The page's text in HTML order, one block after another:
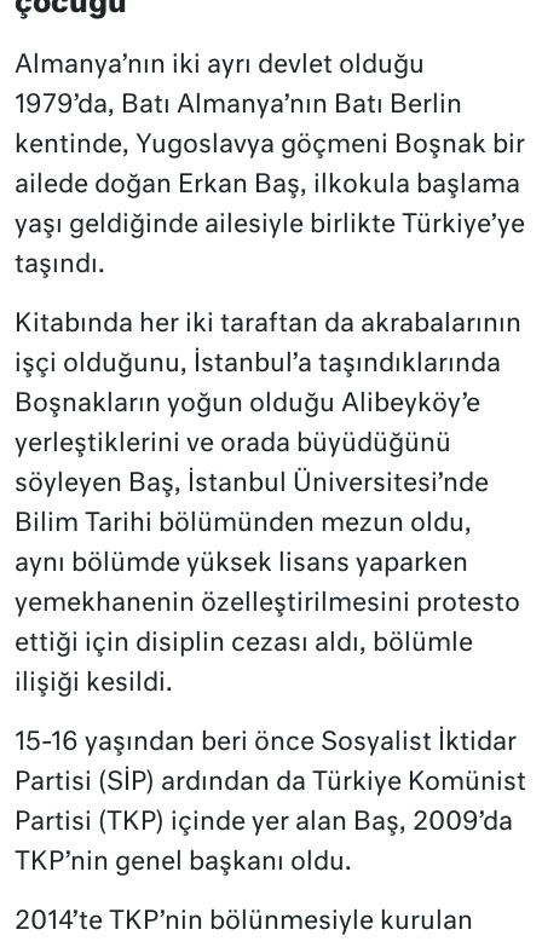
Almanya’nın iki ayrı devlet olduğu
1979’da, Batı Almanya’nın Batı Berlin
kentinde, Yugoslavya göçmeni Boşnak bir
ailede doğan Erkan Baş, ilkokula başlama
yaşı geldiğinde ailesiyle birlikte Türkiye’ye
taşındı.
Kitabında her iki taraftan da akrabalarının
işçi olduğunu, İstanbul’a taşındıklarında
Boşnakların yoğun olduğu Alibeyköy’e
yerleştiklerini ve orada büyüdüğünü
söyleyen Baş, İstanbul Üniversitesi’nde
Bilim Tarihi bölümünden mezun oldu,
aynı bölümde yüksek lisans yaparken
yemekhanenin özelleştirilmesini protesto
ettiği için disiplin cezası aldı, bölümle
ilişiği kesildi.
15-16 yaşından beri önce Sosyalist İktidar
Partisi (SİP) ardından da Türkiye Komünist
Partisi (TKP) içinde yer alan Baş, 2009’da
TKP’nin genel başkanı oldu.
2014’te TKP’nin bölünmesiyle kurulan